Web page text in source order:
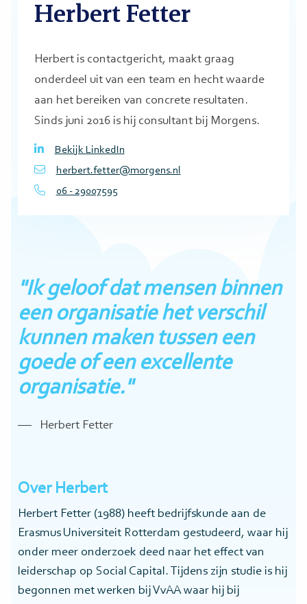
Herbert Fetter
Herbert is contactgericht, maakt graag
onderdeel uit van een team en hecht waarde
aan het bereiken van concrete resultaten.
Sinds juni 2016 is hij consultant bij Morgens.
Bekijk LinkedIn
herbert.fetter@morgens.nl
06 - 29007595
"Ik geloof dat mensen binnen
een organisatie het verschil
kunnen maken tussen een
goede of een excellente
organisatie."
Herbert Fetter
Over Herbert
Herbert Fetter (1988) heeft bedrijfskunde aan de
Erasmus Universiteit Rotterdam gestudeerd, waar hij
onder meer onderzoek deed naar het effect van
leiderschap op Social Capital. Tijdens zijn studie is hij
begonnen met werken bij VvAA waar hij bij